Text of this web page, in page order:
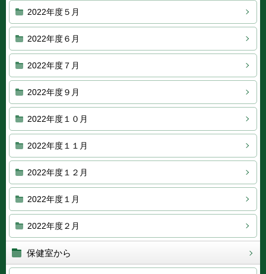
2022年度５月
2022年度６月
2022年度７月
2022年度９月
2022年度１０月
2022年度１１月
2022年度１２月
2022年度１月
2022年度２月
保健室から